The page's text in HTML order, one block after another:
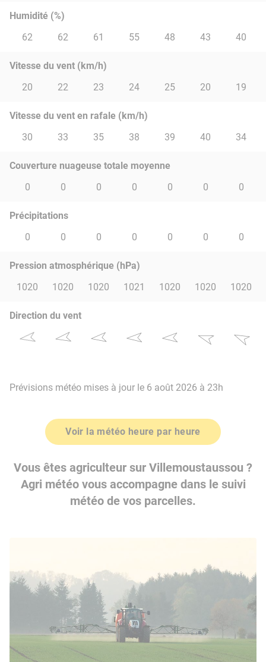
Humidité (%)
62
62 61 55 48 43 40
Vitesse du vent (km/h)
20
22 23 24 25 20 19
Vitesse du vent en rafale (km/h)
30
33 35 38 39 40 34
Couverture nuageuse totale moyenne
0
0 0 0 0 0 0
Précipitations
0
0 0 0 0 0 0
Pression atmosphérique (hPa)
1020
1020 1020 1021 1020 1020 1020
Direction du vent
Prévisions météo mises à jour le 6 août 2026 à 23h
Voir la météo heure par heure
Vous êtes agriculteur sur Villemoustaussou ?
Agri météo vous accompagne dans le suivi
météo de vos parcelles.